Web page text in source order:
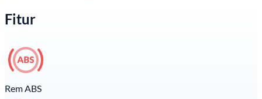
Fitur
Rem ABS